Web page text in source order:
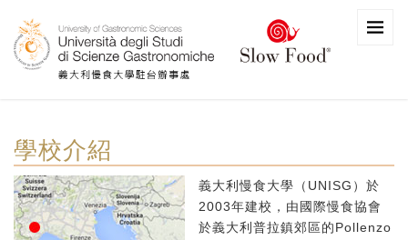
學校介紹
義大利慢食大學（UNISG）於
2003年建校，由國際慢食協會
於義大利普拉鎮郊區的Pollenzo